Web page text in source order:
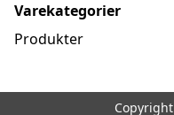
Varekategorier
Produkter